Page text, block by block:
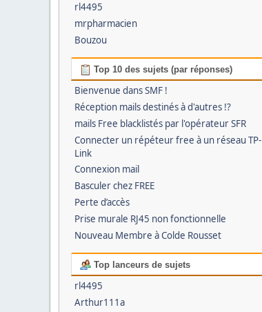
rl4495
mrpharmacien
Bouzou
Top 10 des sujets (par réponses)
Bienvenue dans SMF !
Réception mails destinés à d'autres !?
mails Free blacklistés par l'opérateur SFR
Connecter un répéteur free à un réseau TP-
Link
Connexion mail
Basculer chez FREE
Perte d’accès
Prise murale RJ45 non fonctionnelle
Nouveau Membre à Colde Rousset
Top lanceurs de sujets
rl4495
Arthur111a